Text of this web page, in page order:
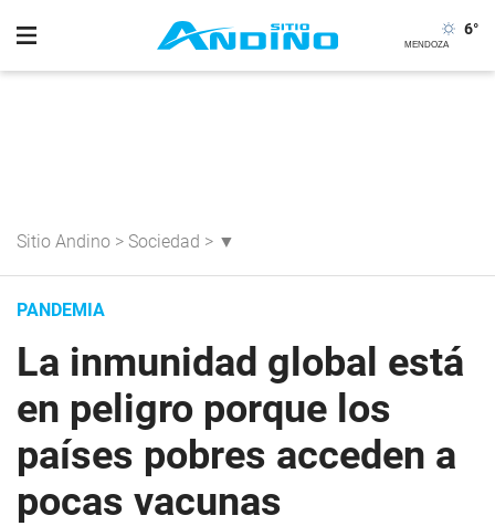
6°
Sitio Andino > Sociedad > ▼
PANDEMIA
La inmunidad global está
en peligro porque los
países pobres acceden a
pocas vacunas